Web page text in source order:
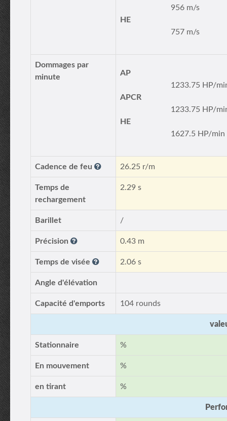
956 m/s
HE
757 m/s
Dommages par
minute
AP
1233.75 HP/
APCR
1233.75 HP/
HE
1627.5 HP/min
Cadence de feu 26.25 r/m
Temps de
rechargement
2.29 s
Barillet /
Précision 0.43 m
Temps de visée 2.06 s
Angle d'élévation
Capacité d'emports 104 rounds
Stationnaire %
En mouvement %
en tirant %